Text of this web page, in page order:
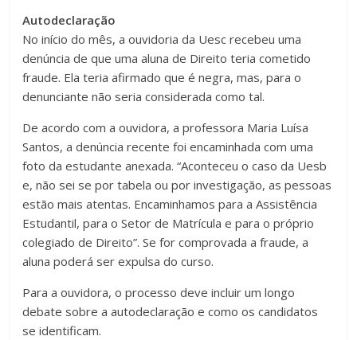
Autodeclaração
No início do mês, a ouvidoria da Uesc recebeu uma
denúncia de que uma aluna de Direito teria cometido
fraude. Ela teria afirmado que é negra, mas, para o
denunciante não seria considerada como tal.
De acordo com a ouvidora, a professora Maria Luísa
Santos, a denúncia recente foi encaminhada com uma
foto da estudante anexada. “Aconteceu o caso da Uesb
e, não sei se por tabela ou por investigação, as pessoas
estão mais atentas. Encaminhamos para a Assistência
Estudantil, para o Setor de Matrícula e para o próprio
colegiado de Direito”. Se for comprovada a fraude, a
aluna poderá ser expulsa do curso.
Para a ouvidora, o processo deve incluir um longo
debate sobre a autodeclaração e como os candidatos
se identificam.